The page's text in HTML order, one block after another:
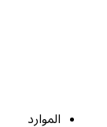
الموارد